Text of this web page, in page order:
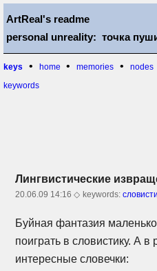
ArtReal's readme
personal unreality: точка
keys • home • memories • nodes
keywords
Лингвистические
20.06.09 14:16 ◇ keywords:
Буйная фантазия
поиграть в словистику. А в
интересные словечки: